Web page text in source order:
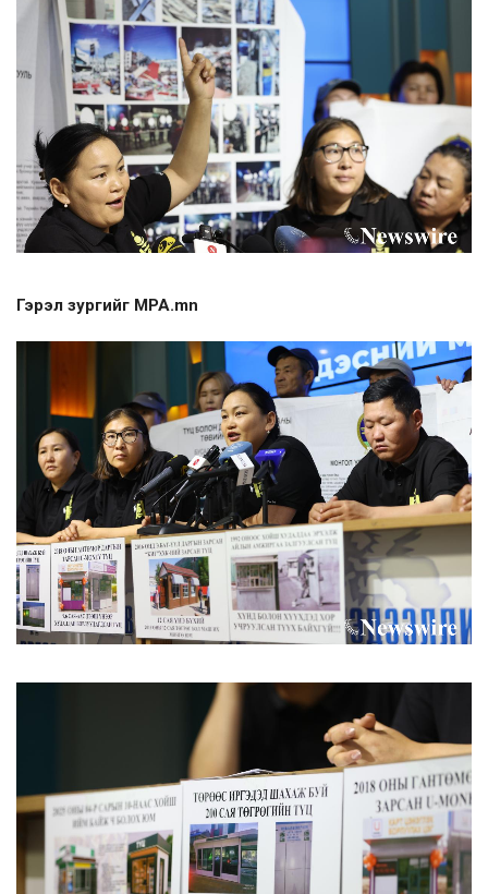
Гэрэл зургийг MPA.mn